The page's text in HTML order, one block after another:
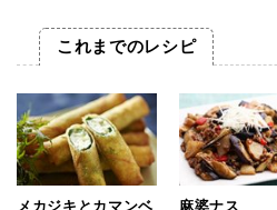
これまでのレシピ
メカジキとカマンベ
麻婆ナス